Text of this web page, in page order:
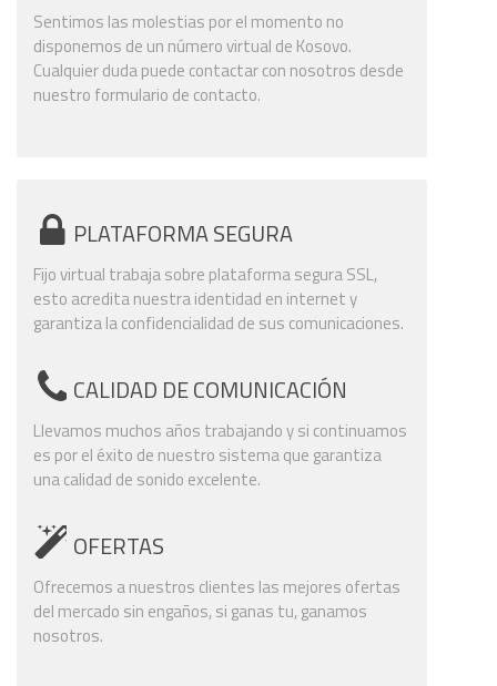
Sentimos las molestias por el momento no
disponemos de un número virtual de Kosovo.
Cualquier duda puede contactar con nosotros desde
nuestro formulario de contacto.
PLATAFORMA SEGURA
Fijo virtual trabaja sobre plataforma segura SSL,
esto acredita nuestra identidad en internet y
garantiza la confidencialidad de sus comunicaciones.
CALIDAD DE COMUNICACIÓN
Llevamos muchos años trabajando y si continuamos
es por el éxito de nuestro sistema que garantiza
una calidad de sonido excelente.
OFERTAS
Ofrecemos a nuestros clientes las mejores ofertas
del mercado sin engaños, si ganas tu, ganamos
nosotros.